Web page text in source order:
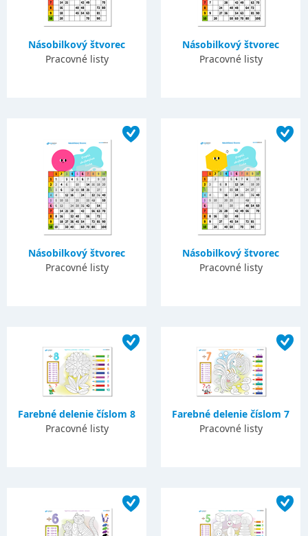
Násobilkový štvorec
Pracovné listy
Násobilkový štvorec
Pracovné listy
Násobilkový štvorec
Pracovné listy
Násobilkový štvorec
Pracovné listy
Farebné delenie číslom 8
Pracovné listy
Farebné delenie číslom 7
Pracovné listy